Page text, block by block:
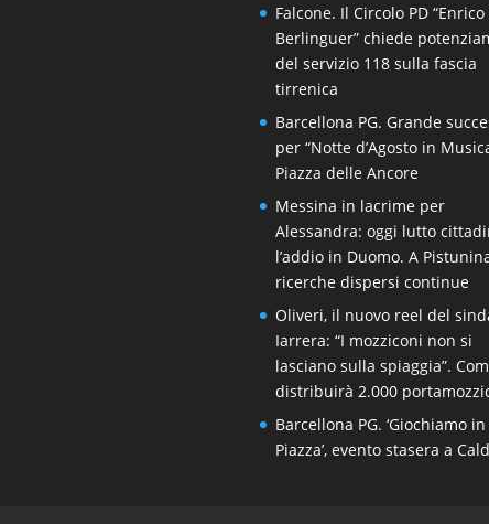
Falcone. Il Circolo PD “Enrico
Berlinguer” chiede
del servizio 118 sulla fascia
tirrenica
Barcellona PG. Grande
per “Notte d’Agosto in
Piazza delle Ancore
Messina in lacrime per
Alessandra: oggi lutto
l’addio in Duomo. A
ricerche dispersi continue
Oliveri, il nuovo reel del
Iarrera: “I mozziconi non si
lasciano sulla spiaggia”.
distribuirà 2.000
Barcellona PG. ‘Giochiamo in
Piazza’, evento stasera a